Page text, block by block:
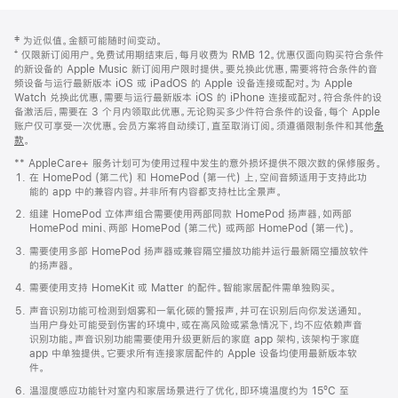
页
页
脚
注
‡ 为近似值。金额可能随时间变动。
⁺ 仅限新订阅用户。免费试用期结束后，每月收费为 RMB 12。优惠仅面向购买符合条件
的新设备的 Apple Music 新订阅用户限时提供。要兑换此优惠，需要将符合条件的音
频设备与运行最新版本 iOS 或 iPadOS 的 Apple 设备连接或配对。为 Apple
Watch 兑换此优惠，需要与运行最新版本 iOS 的 iPhone 连接或配对。符合条件的设
备激活后，需要在 3 个月内领取此优惠。无论购买多少件符合条件的设备，每个 Apple
账户仅可享受一次优惠。会员方案将自动续订，直至取消订阅。须遵循限制条件和其他条
款。
窗
口
中
打
开)
** AppleCare+ 服务计划可为使用过程中发生的意外损坏提供不限次数的保修服务。
在 HomePod (第二代) 和 HomePod (第一代) 上，空间音频适用于支持此功
能的 app 中的兼容内容。并非所有内容都支持杜比全景声。
组建 HomePod 立体声组合需要使用两部同款 HomePod 扬声器，如两部
HomePod mini、两部 HomePod (第二代) 或两部 HomePod (第一代)。
需要使用多部 HomePod 扬声器或兼容隔空播放功能并运行最新隔空播放软件
的扬声器。
需要使用支持 HomeKit 或 Matter 的配件。智能家居配件需单独购买。
声音识别功能可检测到烟雾和一氧化碳的警报声，并可在识别后向你发送通知。
当用户身处可能受到伤害的环境中，或在高风险或紧急情况下，均不应依赖声音
识别功能。声音识别功能需要使用升级更新后的家庭 app 架构，该架构于家庭
app 中单独提供。它要求所有连接家居配件的 Apple 设备均使用最新版本软
件。
温湿度感应功能针对室内和家居场景进行了优化，即环境温度约为 15ºC 至